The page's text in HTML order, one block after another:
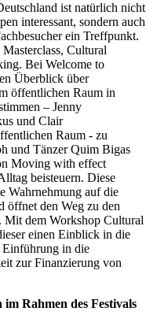
ist natürlich nicht
interessant, sondern auch
ein Treffpunkt.
Cultural
Bei Welcome to
Überblick über
öffentlichen Raum in
– Jenny
und Clair
Raum - zu
und Tänzer Quim Bigas
Moving with effect
beisteuern. Diese
Wahrnehmung auf die
öffnet den Weg zu den
Mit dem Workshop Cultural
einen Einblick in die
Einführung in die
zur Finanzierung von
Rahmen des Festivals